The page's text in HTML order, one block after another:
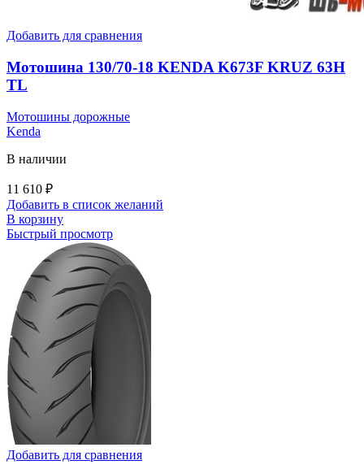
Добавить для сравнения
Мотошина 130/70-18 KENDA K673F KRUZ 63H
TL
Мотошины дорожные
Kenda
В наличии
11 610 ₽
Добавить в список желаний
В корзину
Быстрый просмотр
Добавить для сравнения